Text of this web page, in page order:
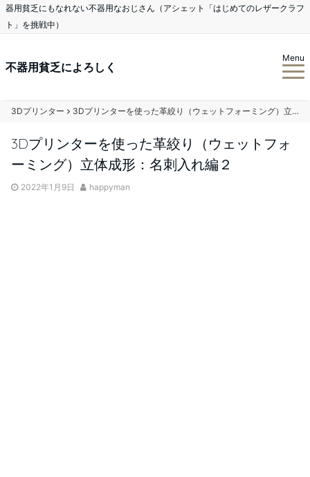
器用貧乏にもなれない不器用なおじさん（アシェット「はじめてのレザークラフ
ト」を挑戦中）
不器用貧乏によろしく
Menu
3Dプリンター 3Dプリンターを使った革絞り（ウェットフォーミング）立体成形：名刺入れ編２
3Dプリンターを使った革絞り（ウェットフォ
ーミング）立体成形：名刺入れ編２
2022年1月9日 happyman